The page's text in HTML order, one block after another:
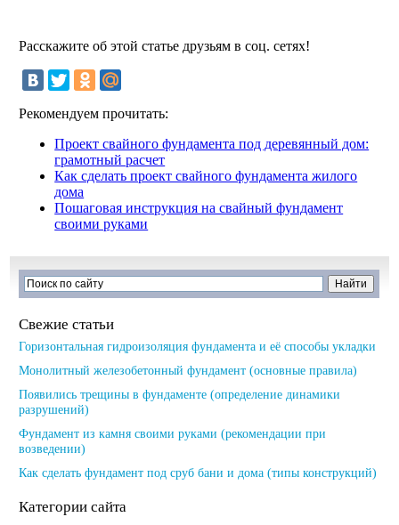
Расскажите об этой статье друзьям в соц. сетях!
Рекомендуем прочитать:
Проект свайного фундамента под деревянный дом:
грамотный расчет
Как сделать проект свайного фундамента жилого
дома
Пошаговая инструкция на свайный фундамент
своими руками
Свежие статьи
Горизонтальная гидроизоляция фундамента и её способы укладки
Монолитный железобетонный фундамент (основные правила)
Появились трещины в фундаменте (определение динамики
разрушений)
Фундамент из камня своими руками (рекомендации при
возведении)
Как сделать фундамент под сруб бани и дома (типы конструкций)
Категории сайта